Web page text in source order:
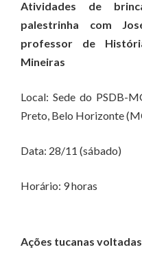
Atividades de
palestrinha com
professor de
Mineiras
Local: Sede do PSDB-
Preto, Belo Horizonte
Data: 28/11 (sábado)
Horário: 9 horas
Ações tucanas